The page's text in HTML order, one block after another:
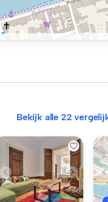
Bekijk alle 22